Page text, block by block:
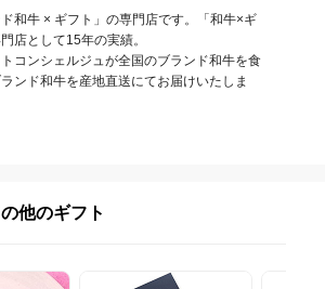
和牛 × ギフト」の専門店です。「和牛×ギ
店として15年の実績。
コンシェルジュが全国のブランド和牛を食
ンド和牛を産地直送にてお届けいたしま
他のギフト